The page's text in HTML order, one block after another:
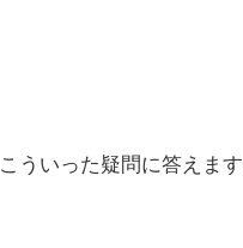
こういった疑問に答えます